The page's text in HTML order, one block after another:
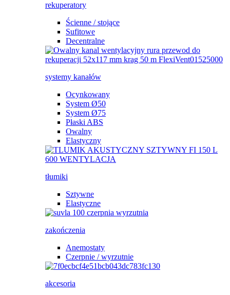
rekuperatory
Ścienne / stojące
Sufitowe
Decentralne
systemy kanałów
Ocynkowany
System Ø50
System Ø75
Płaski ABS
Owalny
Elastyczny
tłumiki
Sztywne
Elastyczne
zakończenia
Anemostaty
Czerpnie / wyrzutnie
akcesoria